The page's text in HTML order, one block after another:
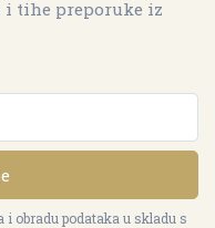
tihe preporuke iz
obradu podataka u skladu s